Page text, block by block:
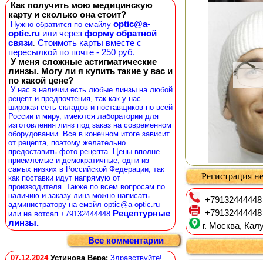
Как получить мою медицинскую
карту и сколько она стоит?
Нужно обратится по емайлу optic@a-
optic.ru или через форму обратной
связи. Стоимоть карты вместе с
пересылкой по почте - 250 руб.
У меня сложные астигматические
линзы. Могу ли я купить такие у вас и
по какой цене?
У нас в наличии есть любые линзы на любой
рецепт и предпочтения, так как у нас
широкая сеть складов и поставщиков по всей
России и миру, имеются лаборатории для
изготовления линз под заказ на современном
оборудовании. Все в конечном итоге зависит
от рецепта, поэтому желательно
предоставить фото рецепта. Цены вполне
приемлемые и демократичные, одни из
самых низких в Российской Федерации, так
как поставки идут напрямую от
производителя. Также по всем вопросам по
наличию и заказу линз можно написать
администратору на емэйл optic@a-optic.ru
или на вотсап +79132444448 Рецептурные
линзы.
Все комментарии
07.12.2024 Устинова Вера: Здравствуйте!
Регистрация
+79132444448
+79132444448
г. Москва,